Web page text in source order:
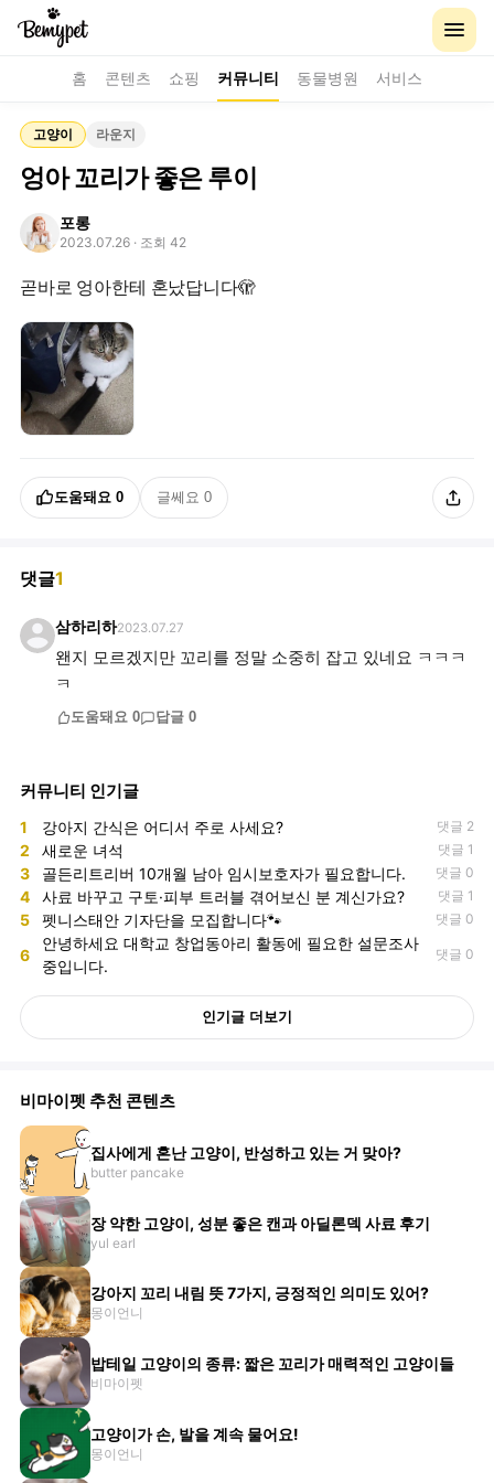
홈 콘텐츠 쇼핑 커뮤니티 동물병원 서비스
고양이 라운지
엉아 꼬리가 좋은 루이
포롱
2023.07.26 · 조회 42
곧바로 엉아한테 혼났답니다🫣
도움돼요 0 글쎄요 0
댓글1
삼하리하2023.07.27
왠지 모르겠지만 꼬리를 정말 소중히 잡고 있네요 ㅋㅋㅋ
ㅋ
도움돼요 0 답글 0
커뮤니티 인기글
1 강아지 간식은 어디서 주로 사세요? 댓글 2
2 새로운 녀석 댓글 1
3 골든리트리버 10개월 남아 임시보호자가 필요합니다. 댓글 0
4 사료 바꾸고 구토·피부 트러블 겪어보신 분 계신가요? 댓글 1
5 펫니스태안 기자단을 모집합니다🐾 댓글 0
6
안녕하세요 대학교 창업동아리 활동에 필요한 설문조사
중입니다.
댓글 0
인기글 더보기
비마이펫 추천 콘텐츠
집사에게 혼난 고양이, 반성하고 있는 거 맞아?
butter pancake
장 약한 고양이, 성분 좋은 캔과 아딜론덱 사료 후기
yul earl
강아지 꼬리 내림 뜻 7가지, 긍정적인 의미도 있어?
몽이언니
밥테일 고양이의 종류: 짧은 꼬리가 매력적인 고양이들
비마이펫
고양이가 손, 발을 계속 물어요!
몽이언니